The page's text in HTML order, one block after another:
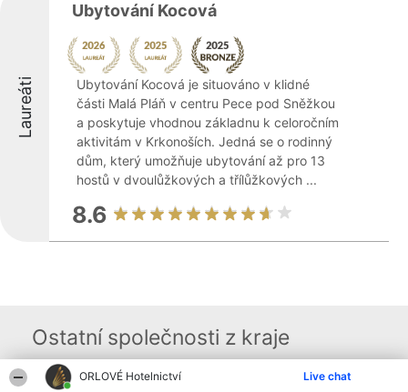
ORLOVÉ Hotelnictví Live chat
Laureáti
Ubytování Kocová
Ubytování Kocová je situováno v klidné
části Malá Pláň v centru Pece pod Sněžkou
a poskytuje vhodnou základnu k celoročním
aktivitám v Krkonoších. Jedná se o rodinný
dům, který umožňuje ubytování až pro 13
hostů v dvoulůžkových a třílůžkových ...
8.6
Ostatní společnosti z kraje